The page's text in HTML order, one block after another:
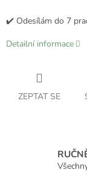
✔️ Odesílám do 7
Detailní informace
ZEPTAT SE